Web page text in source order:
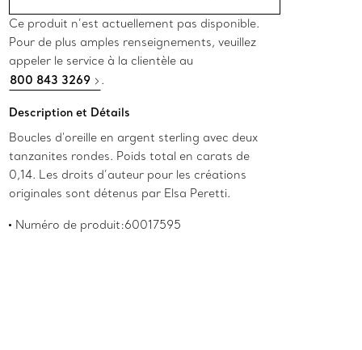
Ce produit n’est actuellement pas disponible.
Pour de plus amples renseignements, veuillez
appeler le service à la clientèle au
800 843 3269
.
Description et Détails
Boucles d'oreille en argent sterling avec deux
tanzanites rondes. Poids total en carats de
0,14. Les droits d’auteur pour les créations
originales sont détenus par Elsa Peretti.
Numéro de produit:60017595